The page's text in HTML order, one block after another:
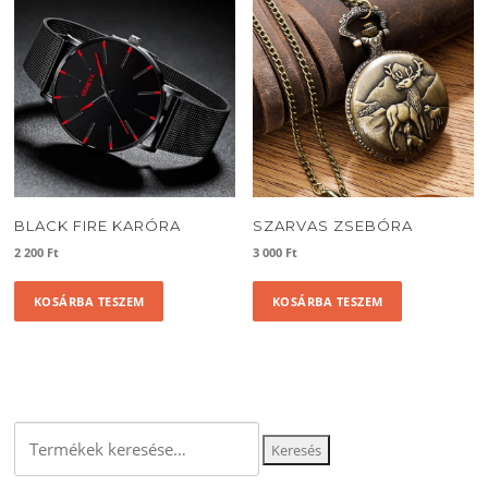
BLACK FIRE KARÓRA
2 200 Ft
KOSÁRBA TESZEM
SZARVAS ZSEBÓRA
3 000 Ft
KOSÁRBA TESZEM
következőre:
Keresés